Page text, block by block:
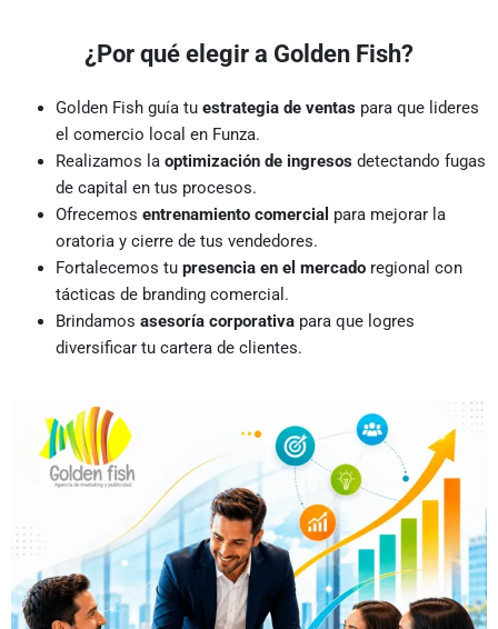
¿Por qué elegir a Golden Fish?
Golden Fish guía tu estrategia de ventas para que lideres
el comercio local en Funza.
Realizamos la optimización de ingresos detectando fugas
de capital en tus procesos.
Ofrecemos entrenamiento comercial para mejorar la
oratoria y cierre de tus vendedores.
Fortalecemos tu presencia en el mercado regional con
tácticas de branding comercial.
Brindamos asesoría corporativa para que logres
diversificar tu cartera de clientes.